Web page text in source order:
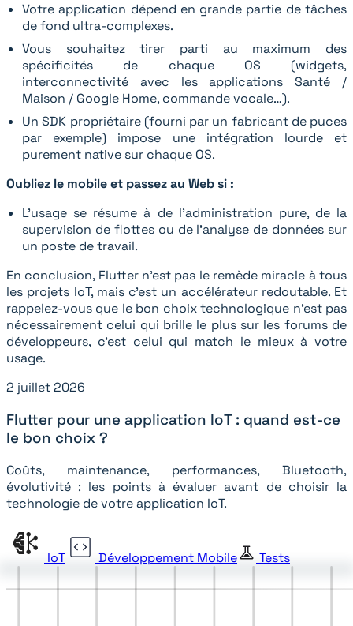
Votre application dépend en grande partie de tâches
de fond ultra-complexes.
Vous souhaitez tirer parti au maximum des
spécificités de chaque OS (widgets,
interconnectivité avec les applications Santé /
Maison / Google Home, commande vocale…).
Un SDK propriétaire (fourni par un fabricant de puces
par exemple) impose une intégration lourde et
purement native sur chaque OS.
Oubliez le mobile et passez au Web si :
L'usage se résume à de l'administration pure, de la
supervision de flottes ou de l'analyse de données sur
un poste de travail.
En conclusion, Flutter n'est pas le remède miracle à tous
les projets IoT, mais c'est un accélérateur redoutable. Et
rappelez-vous que le bon choix technologique n'est pas
nécessairement celui qui brille le plus sur les forums de
développeurs, c'est celui qui match le mieux à votre
usage.
2 juillet 2026
Flutter pour une application IoT : quand est-ce
le bon choix ?
Coûts, maintenance, performances, Bluetooth,
évolutivité : les points à évaluer avant de choisir la
technologie de votre application IoT.
IoT Développement Mobile Tests